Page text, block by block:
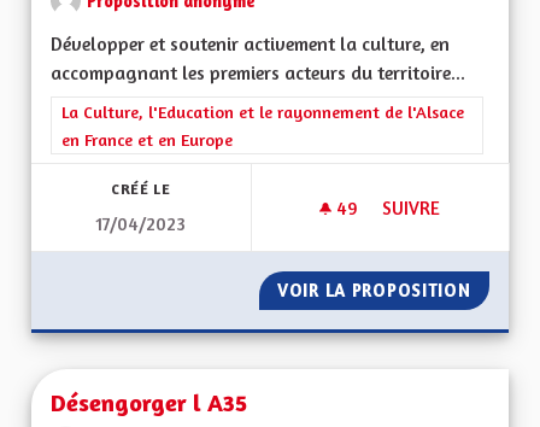
Développer et soutenir activement la culture, en
accompagnant les premiers acteurs du territoire...
Filtrer les résultats de la catégorie : La Culture, l'Education et
La Culture, l'Education et le rayonnement de l'Alsace
en France et en Europe
CRÉÉ LE
17/04/2023
49 49 ABONNÉS
SUIVRE
VOIR LA PROPOSITION
Désengorger l A35